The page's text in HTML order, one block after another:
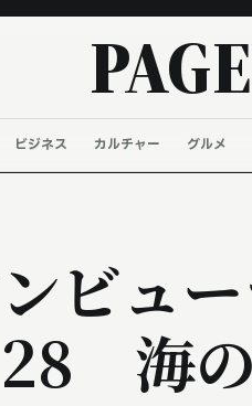
ビジネス カルチャー グルメ
ンビュ
海の